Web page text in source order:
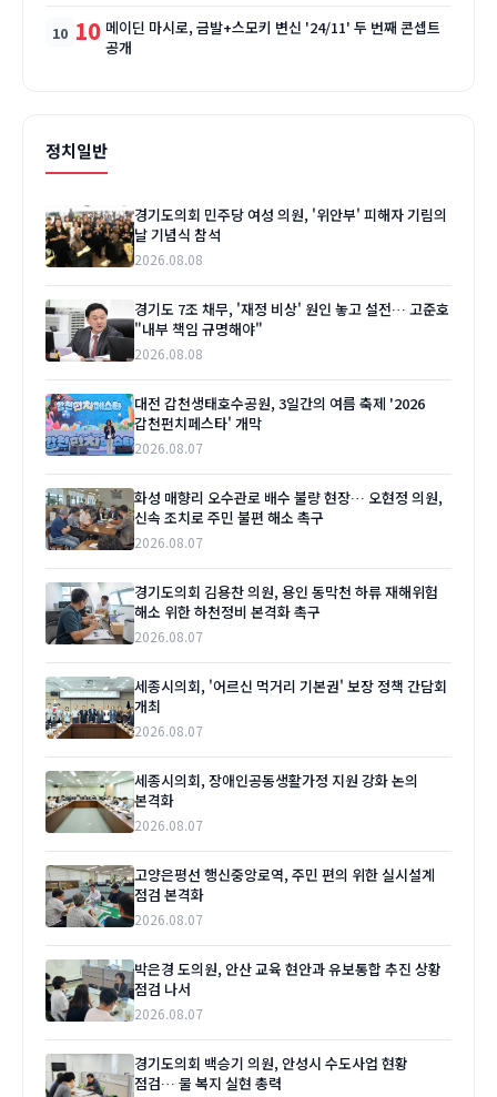
10 메이딘 마시로, 금발+스모키 변신 '24/11' 두 번째 콘셉트
공개
정치일반
경기도의회 민주당 여성 의원, '위안부' 피해자 기림의
날 기념식 참석
2026.08.08
경기도 7조 채무, '재정 비상' 원인 놓고 설전… 고준호
"내부 책임 규명해야"
2026.08.08
대전 갑천생태호수공원, 3일간의 여름 축제 '2026
갑천펀치페스타' 개막
2026.08.07
화성 매향리 오수관로 배수 불량 현장… 오현정 의원,
신속 조치로 주민 불편 해소 촉구
2026.08.07
경기도의회 김용찬 의원, 용인 동막천 하류 재해위험
해소 위한 하천정비 본격화 촉구
2026.08.07
세종시의회, '어르신 먹거리 기본권' 보장 정책 간담회
개최
2026.08.07
세종시의회, 장애인공동생활가정 지원 강화 논의
본격화
2026.08.07
고양은평선 행신중앙로역, 주민 편의 위한 실시설계
점검 본격화
2026.08.07
박은경 도의원, 안산 교육 현안과 유보통합 추진 상황
점검 나서
2026.08.07
경기도의회 백승기 의원, 안성시 수도사업 현황
점검… 물 복지 실현 총력